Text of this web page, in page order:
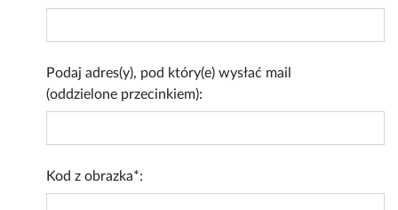
Podaj adres(y), pod który(e) wysłać mail
(oddzielone przecinkiem):
Kod z obrazka*: